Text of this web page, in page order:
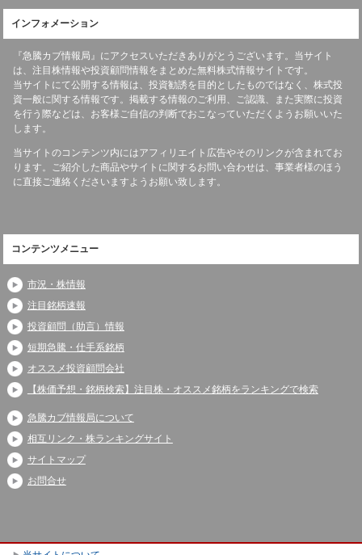
インフォメーション
『急騰カブ情報局』にアクセスいただきありがとうございます。当サイト
は、注目株情報や投資顧問情報をまとめた無料株式情報サイトです。
当サイトにて公開する情報は、投資勧誘を目的としたものではなく、株式投
資一般に関する情報です。掲載する情報のご利用、ご認識、また実際に投資
を行う際などは、お客様ご自信の判断でおこなっていただくようお願いいた
します。
当サイトのコンテンツ内にはアフィリエイト広告やそのリンクが含まれてお
ります。ご紹介した商品やサイトに関するお問い合わせは、事業者様のほう
に直接ご連絡くださいますようお願い致します。
コンテンツメニュー
市況・株情報
注目銘柄速報
投資顧問（助言）情報
短期急騰・仕手系銘柄
オススメ投資顧問会社
【株価予想・銘柄検索】注目株・オススメ銘柄をランキングで検索
急騰カブ情報局について
相互リンク・株ランキングサイト
サイトマップ
お問合せ